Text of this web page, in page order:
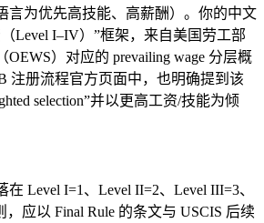
言为优先高技能、高薪酬）。你的中文
Level I–IV）”框架，来自美国劳工部
）对应的 prevailing wage 分层概
注册流程官方页面中，也明确提到该
selection”并以更高工资/技能为倾
在 Level I=1、Level II=2、Level III=3、
应以 Final Rule 的条文与 USCIS 后续